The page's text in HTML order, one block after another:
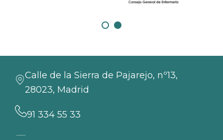
Calle de la Sierra de Pajarejo, nº13,
28023, Madrid
91 334 55 33